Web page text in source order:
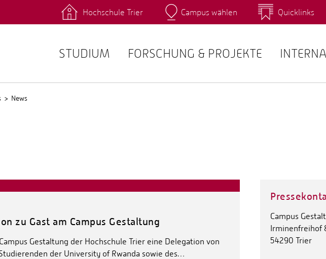
Hauptcampus Campus
Fachrichtungen Intranet
Hochschule Trier Campus wählen Quicklinks
STUDIUM FORSCHUNG & PROJEKTE
News
zu Gast am Campus Gestaltung
Gestaltung der Hochschule Trier eine Delegation von
der University of Rwanda sowie des…
Campus
Irminenfreihof
54290 Trier